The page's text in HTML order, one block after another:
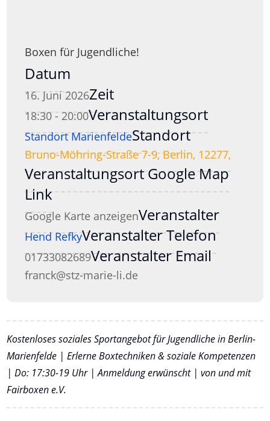
Boxen für Jugendliche!
Datum
16. Juni 2026Zeit
18:30 - 20:00Veranstaltungsort
Standort MarienfeldeStandort
Bruno-Möhring-Straße 7-9, Berlin, 12277,
Veranstaltungsort Google Map
Link
Google Karte anzeigenVeranstalter
Hend RefkyVeranstalter Telefon
01733082689Veranstalter Email
franck@stz-marie-li.de
Kostenloses soziales Sportangebot für Jugendliche in Berlin-
Marienfelde | Erlerne Boxtechniken & soziale Kompetenzen
| Do: 17:30-19 Uhr | Anmeldung erwünscht | von und mit
Fairboxen e.V.